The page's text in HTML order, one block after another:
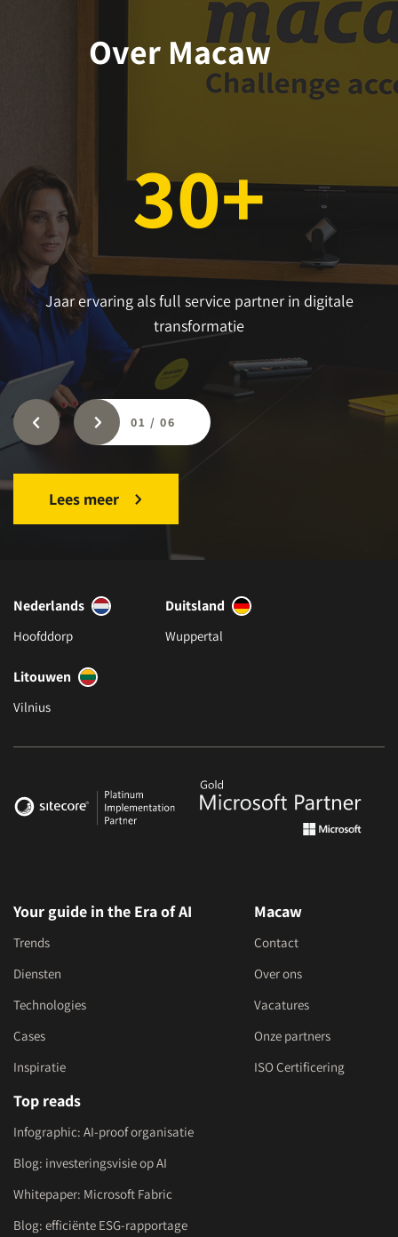
Over Macaw
30+
Jaar ervaring als full service partner in digitale
transformatie
01 / 06
Lees meer
Nederlands
Hoofddorp
Duitsland
Wuppertal
Litouwen
Vilnius
Your guide in the Era of AI
Trends
Diensten
Technologies
Cases
Inspiratie
Macaw
Contact
Over ons
Vacatures
Onze partners
ISO Certificering
Top reads
Infographic: AI-proof organisatie
Blog: investeringsvisie op AI
Whitepaper: Microsoft Fabric
Blog: efficiënte ESG-rapportage